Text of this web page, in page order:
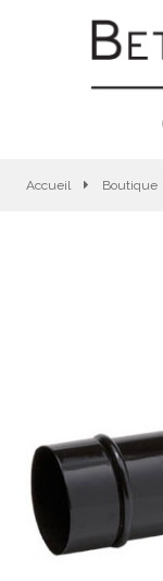
Accueil Boutique